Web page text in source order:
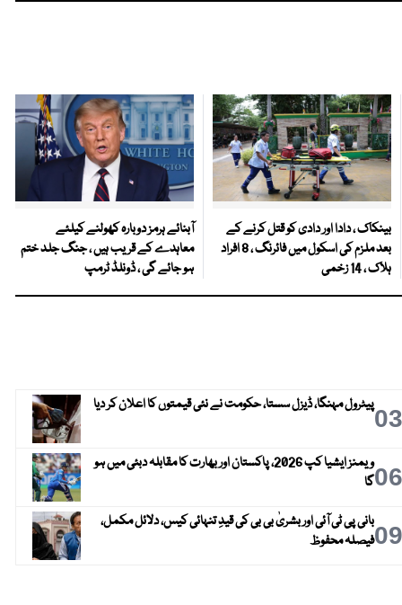
بینکاک ، دادا اور دادی کو قتل کرنے کے
بعد ملزم کی اسکول میں فائرنگ ، 8 افراد
ہلاک ، 14 زخمی
آبنائے ہرمز دوبارہ کھولنے کیلئے
معاہدے کے قریب ہیں ، جنگ جلد ختم
ہو جائے گی ، ڈونلڈ ٹرمپ
03پیٹرول مہنگا، ڈیزل سستا، حکومت نے نئی قیمتوں کا اعلان کر دیا
06
ویمنز ایشیا کپ 2026، پاکستان اور بھارت کا مقابلہ دبئی میں ہو
گا
09بانی پی ٹی آئی اور بشریٰ بی بی کی قیدِ تنہائی کیس، دلائل مکمل،
فیصلہ محفوظ